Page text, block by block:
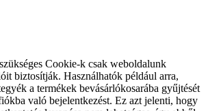
Cookie-k csak weboldalunk
biztosítják. Használhatók például arra,
a termékek bevásárlókosarába gyűjtését
való bejelentkezést. Ez azt jelenti, hogy